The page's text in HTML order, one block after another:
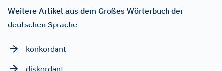
Weitere Artikel aus dem Großes Wörterbuch der
deutschen Sprache
konkordant
diskordant